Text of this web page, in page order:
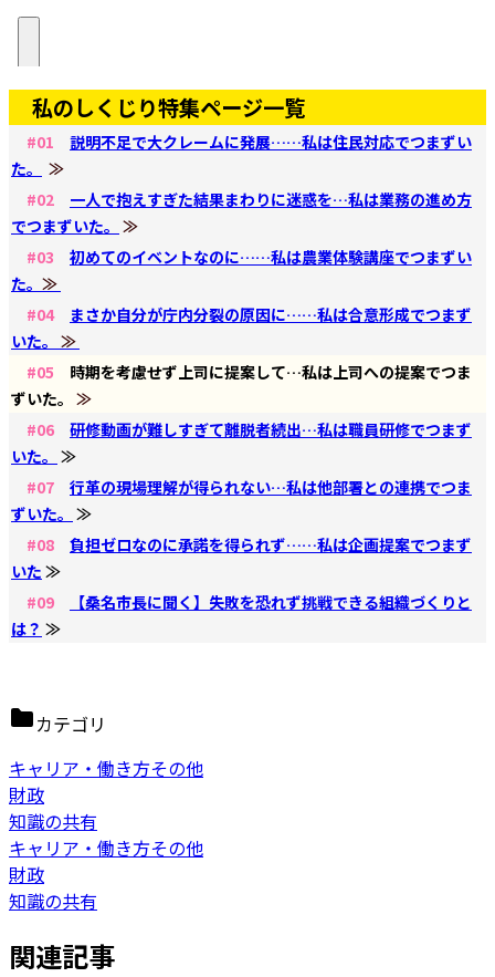
私のしくじり特集ページ一覧
#01
説明不足で大クレームに発展……私は住民対応でつまずい
た。
≫
#02
一人で抱えすぎた結果まわりに迷惑を…私は業務の進め方
でつまずいた。 ≫
#03
初めてのイベントなのに……私は農業体験講座でつまずい
た。 ≫
#04
まさか自分が庁内分裂の原因に……私は合意形成でつまず
いた。 ≫
#05
時期を考慮せず上司に提案して…私は上司への提案でつま
ずいた。 ≫
#06
研修動画が難しすぎて離脱者続出…私は職員研修でつまず
いた。 ≫
#07
行革の現場理解が得られない…私は他部署との連携でつま
ずいた。 ≫
#08
負担ゼロなのに承諾を得られず……私は企画提案でつまず
いた ≫
#09
【桑名市長に聞く】失敗を恐れず挑戦できる組織づくりと
は？ ≫
カテゴリ
キャリア・働き方その他
財政
知識の共有
キャリア・働き方その他
財政
知識の共有
関連記事